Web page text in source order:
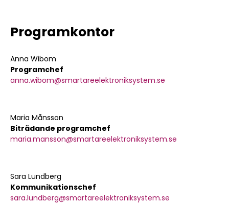
Programkontor
Anna Wibom
Programchef
anna.wibom@smartareelektroniksystem.se
Maria Månsson
Biträdande programchef
maria.mansson@smartareelektroniksystem.se
Sara Lundberg
Kommunikationschef
sara.lundberg@smartareelektroniksystem.se